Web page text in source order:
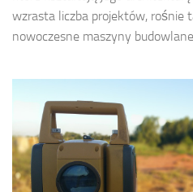
wzrasta liczba projektów, rośnie
nowoczesne maszyny